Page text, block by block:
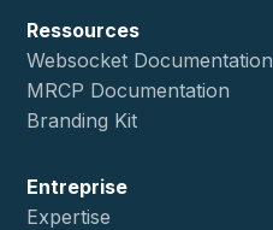
Ressources
Websocket Documentation
MRCP Documentation
Branding Kit
Entreprise
Expertise